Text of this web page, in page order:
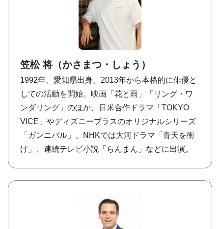
笠松 将（かさまつ・しょう）
1992年、愛知県出身。2013年から本格的に俳優と
しての活動を開始。映画「花と雨」「リング・ワ
ンダリング」のほか、日米合作ドラマ「TOKYO
VICE」やディズニープラスのオリジナルシリーズ
「ガンニバル」、NHKでは大河ドラマ「青天を衝
け」、連続テレビ小説「らんまん」などに出演。